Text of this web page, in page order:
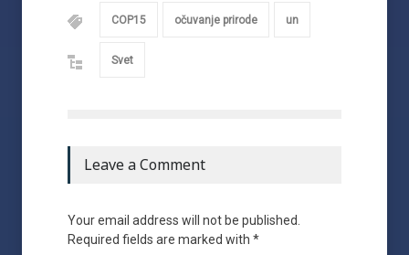
COP15 očuvanje prirode un
Svet
Leave a Comment
Your email address will not be published.
Required fields are marked with *